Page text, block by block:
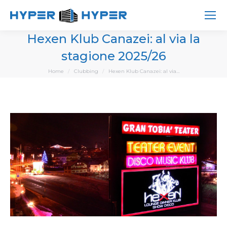
Hexen Klub Canazei: al via la
stagione 2025/26
You are here:
Home Clubbing Hexen Klub Canazei: al via…